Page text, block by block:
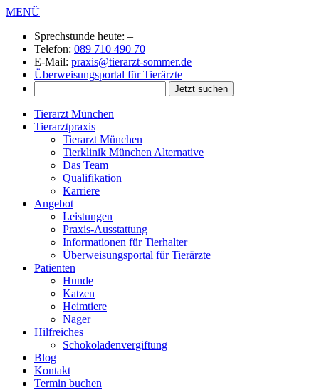
MENÜ
Sprechstunde heute: –
Telefon: 089 710 490 70
E-Mail: praxis@tierarzt-sommer.de
Überweisungsportal für Tierärzte
Tierarzt München
Tierarztpraxis
Tierarzt München
Tierklinik München Alternative
Das Team
Qualifikation
Karriere
Angebot
Leistungen
Praxis-Ausstattung
Informationen für Tierhalter
Überweisungsportal für Tierärzte
Patienten
Hunde
Katzen
Heimtiere
Nager
Hilfreiches
Schokoladenvergiftung
Blog
Kontakt
Termin buchen